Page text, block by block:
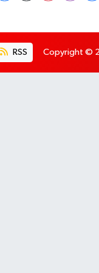
RSS Copyright ©